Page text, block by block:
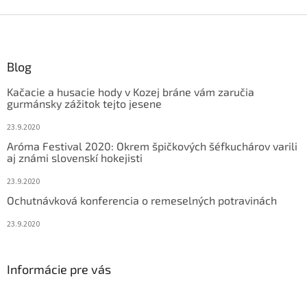
Blog
Kačacie a husacie hody v Kozej bráne vám zaručia
gurmánsky zážitok tejto jesene
23.9.2020
Aróma Festival 2020: Okrem špičkových šéfkuchárov varili
aj známi slovenskí hokejisti
23.9.2020
Ochutnávková konferencia o remeselných potravinách
23.9.2020
Informácie pre vás